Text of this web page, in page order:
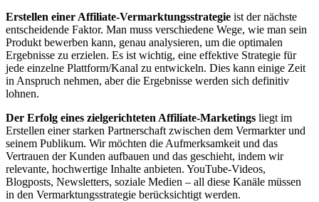
Erstellen‍ einer Affiliate-Vermarktungsstrategie ist der nächste
entscheidende⁣ Faktor. ⁤Man‍ muss​ verschiedene Wege,⁢ wie man sein
Produkt bewerben kann, genau analysieren, um ⁤die optimalen
⁤Ergebnisse⁤ zu erzielen. Es ist wichtig, eine effektive Strategie für
jede‍ einzelne Plattform/Kanal zu entwickeln. Dies kann einige Zeit
in Anspruch nehmen, aber die Ergebnisse werden sich definitiv
lohnen.
Der Erfolg eines⁢ zielgerichteten​ Affiliate-Marketings ‍liegt ​im
Erstellen‌ einer starken Partnerschaft zwischen dem⁢ Vermarkter und
seinem Publikum. Wir möchten die Aufmerksamkeit und das⁢
Vertrauen der‌ Kunden aufbauen und das geschieht, ⁣indem wir
relevante, hochwertige Inhalte anbieten. YouTube-Videos,
‍Blogposts, Newsletters, soziale Medien – all⁤ diese Kanäle müssen
in den Vermarktungsstrategie berücksichtigt werden.